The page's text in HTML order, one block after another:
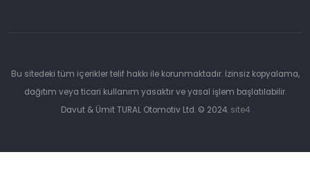
Bu sitedeki tüm içerikler telif hakkı ile korunmaktadır. İzinsiz kopyalama,
dağıtım veya ticari kullanım yasaktır ve yasal işlem başlatılabilir.
Davut & Ümit TURAL Otomotiv Ltd. © 2024. site4